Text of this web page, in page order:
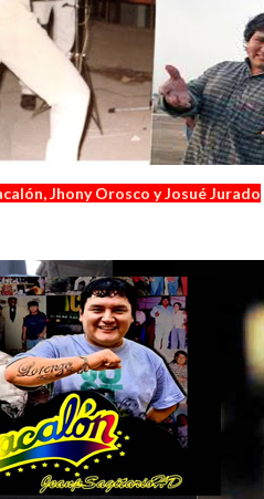
Jhony Orosco y Josué Jurado